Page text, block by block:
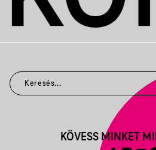
KÖVESS MINKET